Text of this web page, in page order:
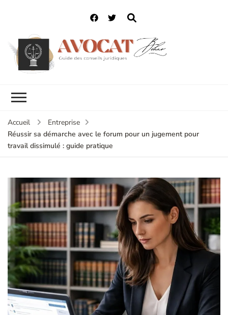
Accueil
Entreprise
Réussir sa démarche avec le forum pour un jugement pour
travail dissimulé : guide pratique